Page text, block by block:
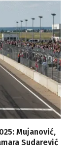
Mujanović,
Sudarević